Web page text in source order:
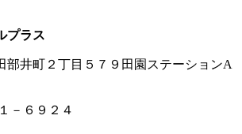
プラス
部井町２丁目５７９田園ステーションA
－６９２４